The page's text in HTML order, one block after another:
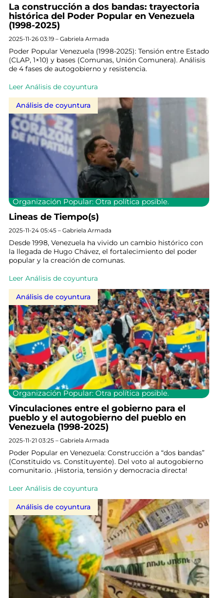
La construcción a dos bandas: trayectoria
histórica del Poder Popular en Venezuela
(1998-2025)
2025-11-26 03:19 – Gabriela Armada
Poder Popular Venezuela (1998-2025): Tensión entre Estado
(CLAP, 1×10) y bases (Comunas, Unión Comunera). Análisis
de 4 fases de autogobierno y resistencia.
Leer Análisis de coyuntura
Análisis de coyuntura
Organización Popular: Otra política posible.
Lineas de Tiempo(s)
2025-11-24 05:45 – Gabriela Armada
Desde 1998, Venezuela ha vivido un cambio histórico con
la llegada de Hugo Chávez, el fortalecimiento del poder
popular y la creación de comunas.
Leer Análisis de coyuntura
Análisis de coyuntura
Organización Popular: Otra política posible.
Vinculaciones entre el gobierno para el
pueblo y el autogobierno del pueblo en
Venezuela (1998-2025)
2025-11-21 03:25 – Gabriela Armada
Poder Popular en Venezuela: Construcción a “dos bandas”
(Constituido vs. Constituyente). Del voto al autogobierno
comunitario. ¡Historia, tensión y democracia directa!
Leer Análisis de coyuntura
Análisis de coyuntura